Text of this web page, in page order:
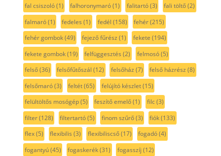
fal csiszoló(1) falhoronymaró(1) falitartó(3) fali töltő(2)
falmaró(1) fedeles (1) fedél (158) fehér(215)
fehér gombok(49) fejező fűrész (1) fekete (194)
fekete gombok(19) felfüggesztés (2) felmosó(5)
felső(36) felsőfűtőszál (12) felsőház (7) felső házrész (8)
felsőmaró(3) feltét(65) felújító készlet(15)
felültöltős mosógép(5) feszítő emelő(1) filc(3)
filter(128) filtertartó(5) finom szűrő(3) fiók(133)
flex(5) flexibilis (3) flexibiliscső(17) fogadó(4)
fogantyú(45) fogaskerék(31) fogasszíj (12)